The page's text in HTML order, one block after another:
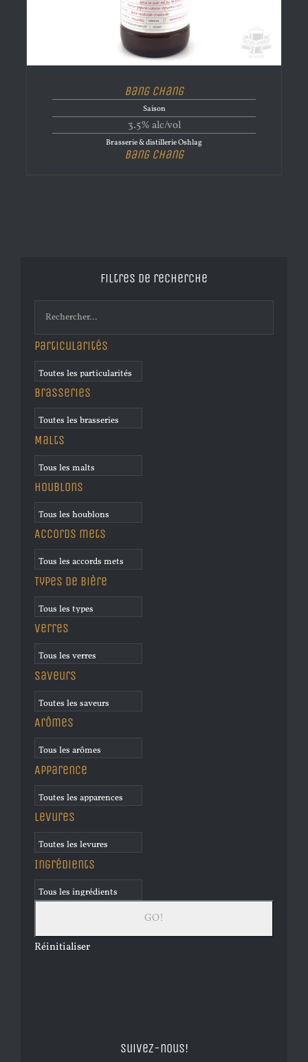
Bang Chang
Saison
3.5% alc/vol
Brasserie & distillerie Oshlag
Bang Chang
Filtres de recherche
Particularités
Brasseries
Malts
Houblons
Accords mets
Types de bière
Verres
Saveurs
Arômes
Apparence
Levures
Ingrédients
Réinitialiser
Suivez-nous!